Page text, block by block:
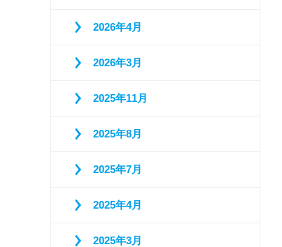
2026年4月
2026年3月
2025年11月
2025年8月
2025年7月
2025年4月
2025年3月